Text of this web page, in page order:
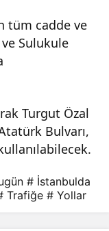
tüm cadde ve
ve Sulukule
Turgut Özal
Bulvarı,
# İstanbulda
Trafiğe # Yollar